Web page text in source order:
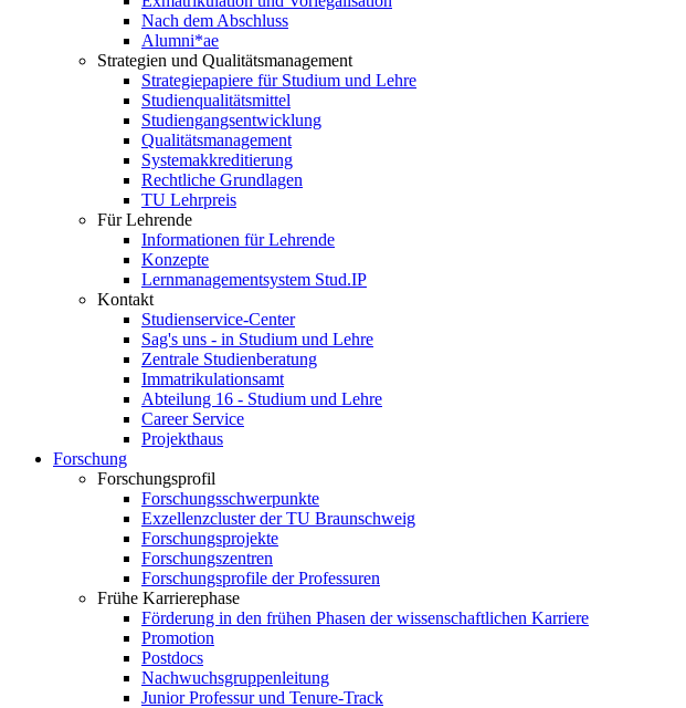
Nach dem Abschluss
Alumni*ae
Strategien und Qualitätsmanagement
Strategiepapiere für Studium und Lehre
Studienqualitätsmittel
Studiengangsentwicklung
Qualitätsmanagement
Systemakkreditierung
Rechtliche Grundlagen
TU Lehrpreis
Für Lehrende
Informationen für Lehrende
Konzepte
Lernmanagementsystem Stud.IP
Kontakt
Studienservice-Center
Sag's uns - in Studium und Lehre
Zentrale Studienberatung
Immatrikulationsamt
Abteilung 16 - Studium und Lehre
Career Service
Projekthaus
Forschung
Forschungsprofil
Forschungsschwerpunkte
Exzellenzcluster der TU Braunschweig
Forschungsprojekte
Forschungszentren
Forschungsprofile der Professuren
Frühe Karrierephase
Förderung in den frühen Phasen der wissenschaftlichen Karriere
Promotion
Postdocs
Nachwuchsgruppenleitung
Junior Professur und Tenure-Track